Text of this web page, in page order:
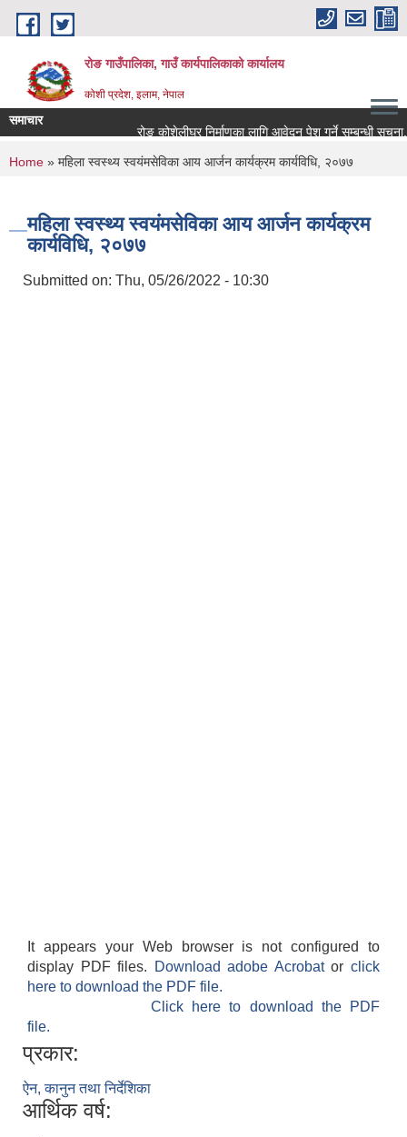
Skip to main content
रोङ गाउँपालिका, गाउँ कार्यपालिकाको कार्यालय
कोशी प्रदेश, इलाम, नेपाल
समाचार
रोङ कोशेलीघर निर्माणका लागि आवेदन पेश गर्ने सम्बन्धी सूचना.
You are here
Home » महिला स्वस्थ्य स्वयंमसेविका आय आर्जन कार्यक्रम कार्यविधि, २०७७
महिला स्वस्थ्य स्वयंमसेविका आय आर्जन कार्यक्रम
कार्यविधि, २०७७
Submitted on: Thu, 05/26/2022 - 10:30
It appears your Web browser is not configured to
display PDF files.
Download adobe Acrobatorclick
here to download the PDF file.
Click here to download the PDF
file.
प्रकार:
ऐन, कानुन तथा निर्देशिका
आर्थिक वर्ष: